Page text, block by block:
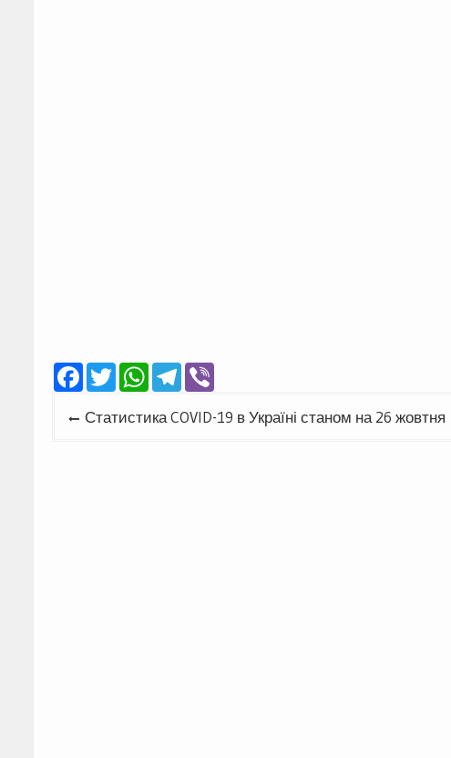
Facebook
TwitterWhatsApp
Telegram
Навігація
Статистика COVID-19 в Україні станом на 26 жовтня